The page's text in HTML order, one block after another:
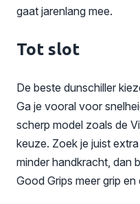
gaat jarenlang mee.
Tot slot
De beste dunschiller
Ga je vooral voor
scherp model zoals de
keuze. Zoek je juist
minder handkracht, dan
Good Grips meer grip